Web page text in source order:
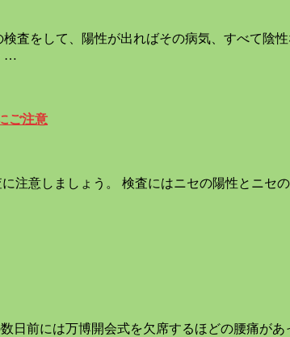
をして、陽性が出ればその病気、すべて陰
…
ご注意
注意しましょう。 検査にはニセの陽性とニセ
日前には万博開会式を欠席するほどの腰痛が